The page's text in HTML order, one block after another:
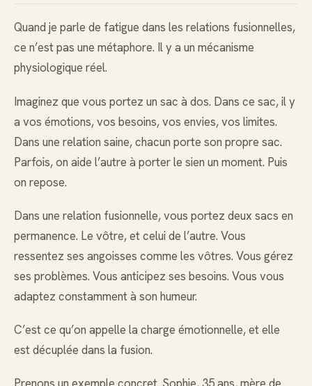
Quand je parle de fatigue dans les relations fusionnelles,
ce n’est pas une métaphore. Il y a un mécanisme
physiologique réel.
Imaginez que vous portez un sac à dos. Dans ce sac, il y
a vos émotions, vos besoins, vos envies, vos limites.
Dans une relation saine, chacun porte son propre sac.
Parfois, on aide l’autre à porter le sien un moment. Puis
on repose.
Dans une relation fusionnelle, vous portez deux sacs en
permanence. Le vôtre, et celui de l’autre. Vous
ressentez ses angoisses comme les vôtres. Vous gérez
ses problèmes. Vous anticipez ses besoins. Vous vous
adaptez constamment à son humeur.
C’est ce qu’on appelle la charge émotionnelle, et elle
est décuplée dans la fusion.